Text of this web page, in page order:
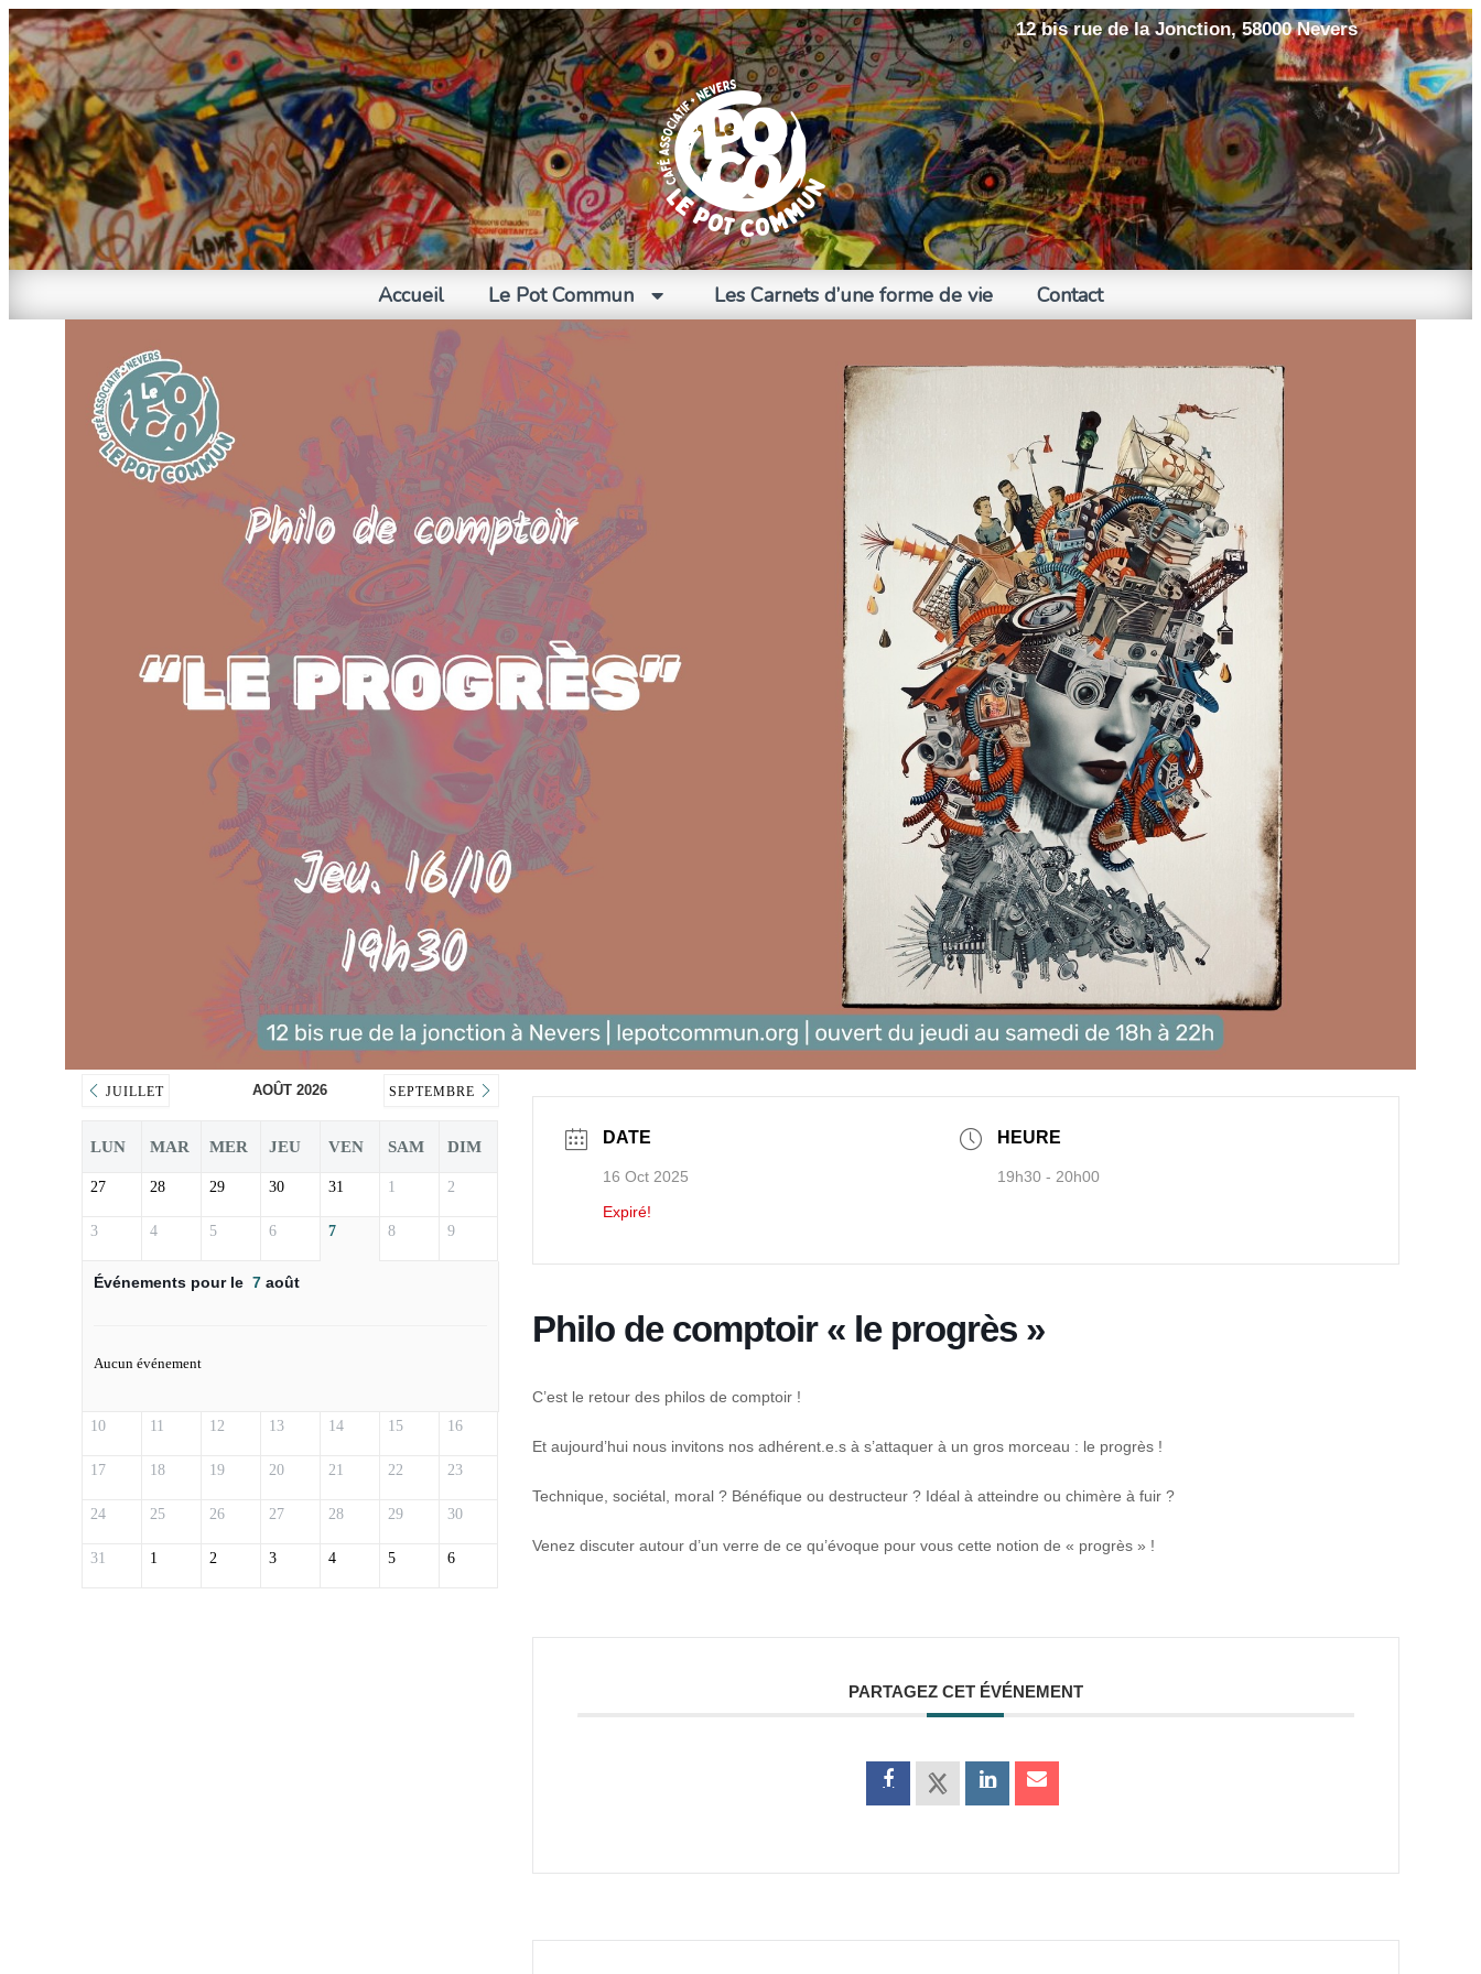
12 bis rue de la Jonction, 58000 Nevers
Accueil Le Pot Commun Les Carnets d’une forme de vie Contact
JUILLET AOÛT 2026 SEPTEMBRE
LUN MAR MER JEU VEN SAM DIM
27 28 29 30 31 1 2
3 4 5 6 7 8 9
Événements pour le 7 août
Aucun événement
10 11 12 13 14 15 16
17 18 19 20 21 22 23
24 25 26 27 28 29 30
31 1 2 3 4 5 6
DATE
16 Oct 2025
Expiré!
HEURE
19h30 - 20h00
Philo de comptoir « le progrès »
C’est le retour des philos de comptoir !
Et aujourd’hui nous invitons nos adhérent.e.s à s’attaquer à un gros morceau : le progrès !
Technique, sociétal, moral ? Bénéfique ou destructeur ? Idéal à atteindre ou chimère à fuir ?
Venez discuter autour d’un verre de ce qu’évoque pour vous cette notion de « progrès » !
PARTAGEZ CET ÉVÉNEMENT